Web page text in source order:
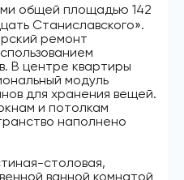
общей площадью 142
Станиславского».
ремонт
В центре квартиры
модуль
для хранения вещей.
и потолкам
наполнено
столовая,
ванной комнатой